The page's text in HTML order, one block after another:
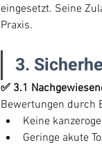
eingesetzt. Seine
Praxis.
3.
✅ 3.1
Bewertungen durch
Keine
Geringe akute